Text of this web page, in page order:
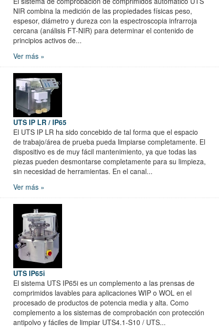
NIR combina la medición de las propiedades físicas peso,
espesor, diámetro y dureza con la espectroscopia infrarroja
cercana (análisis FT-NIR) para determinar el contenido de
principios activos de...
Ver más »
UTS IP LR / IP65
El UTS IP LR ha sido concebido de tal forma que el espacio
de trabajo/área de prueba pueda limpiarse completamente. El
dispositivo es de muy fácil mantenimiento, ya que todas las
piezas pueden desmontarse completamente para su limpieza,
sin necesidad de herramientas. En el canal...
Ver más »
UTS IP65i
El sistema UTS IP65i es un complemento a las prensas de
comprimidos lavables para aplicaciones WIP o WOL en el
procesado de productos de potencia media y alta. Como
complemento a los sistemas de comprobación con protección
antipolvo y fáciles de limpiar UTS4.1-S10 / UTS...